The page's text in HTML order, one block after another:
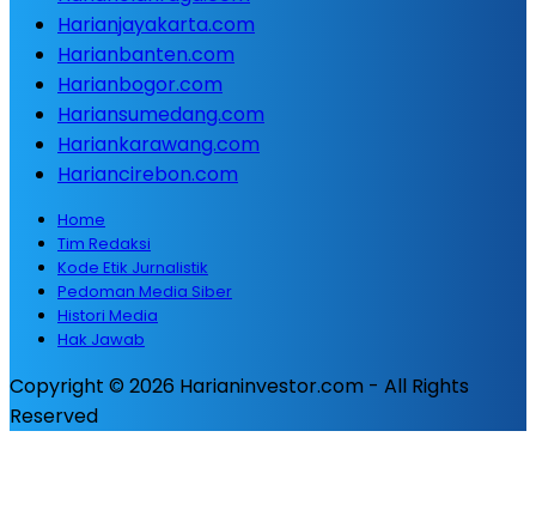
Harianjayakarta.com
Harianbanten.com
Harianbogor.com
Hariansumedang.com
Hariankarawang.com
Hariancirebon.com
Home
Tim Redaksi
Kode Etik Jurnalistik
Pedoman Media Siber
Histori Media
Hak Jawab
Copyright © 2026 Harianinvestor.com - All Rights
Reserved